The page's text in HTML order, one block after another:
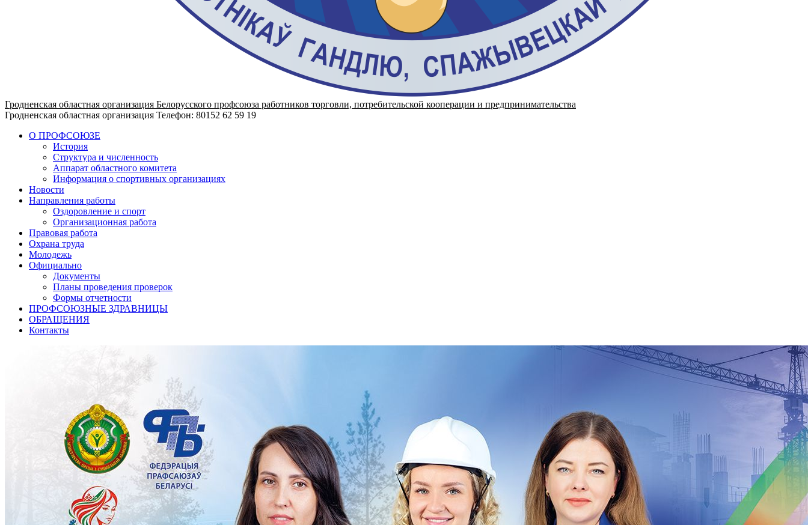
Гродненская областная организация Белорусского профсоюза работников торговли, потребительской кооперации и предпринимательства
Гродненская областная организация Телефон: 80152 62 59 19
О ПРОФСОЮЗЕ
История
Структура и численность
Аппарат областного комитета
Информация о спортивных организациях
Новости
Направления работы
Оздоровление и спорт
Организационная работа
Правовая работа
Охрана труда
Молодежь
Официально
Документы
Планы проведения проверок
Формы отчетности
ПРОФСОЮЗНЫЕ ЗДРАВНИЦЫ
ОБРАЩЕНИЯ
Контакты